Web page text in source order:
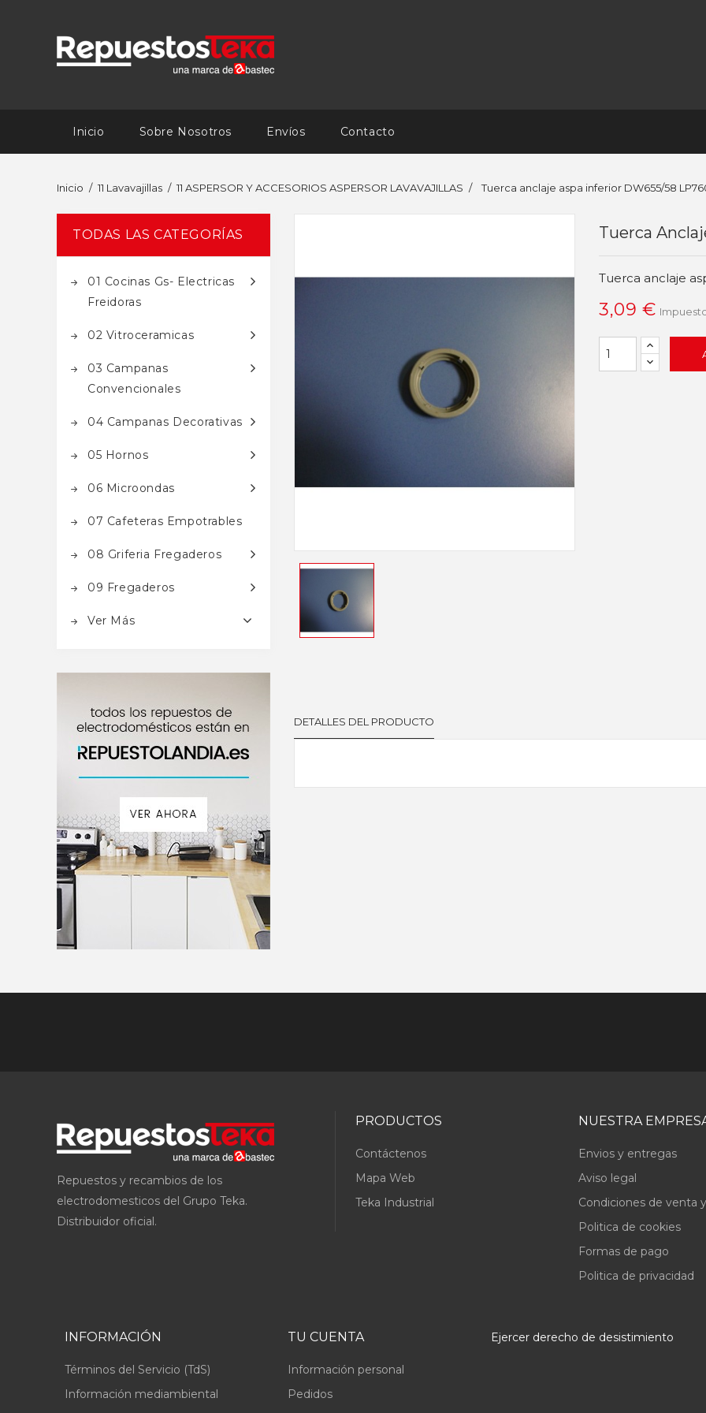
Inicio Sobre Nosotros Envíos Contacto
Inicio 11 Lavavajillas 11 ASPERSOR Y ACCESORIOS ASPERSOR LAVAVAJILLAS Tuerca anclaje aspa inferior DW655/58
TODAS LAS CATEGORÍAS
01 Cocinas Gs- Electricas
Freidoras
02 Vitroceramicas
03 Campanas
Convencionales
04 Campanas Decorativas
05 Hornos
06 Microondas
07 Cafeteras Empotrables
08 Griferia Fregaderos
09 Fregaderos
Ver Más
Tuerca
Tuerca anclaje
3,09 €
DETALLES DEL PRODUCTO
Repuestos y recambios de los
electrodomesticos del Grupo Teka.
Distribuidor oficial.
PRODUCTOS
Contáctenos
Mapa Web
Teka Industrial
NUESTRA
Envios y entregas
Aviso legal
Condiciones de venta
Politica de cookies
Formas de pago
Politica de privacidad
INFORMACIÓN
Términos del Servicio (TdS)
Información mediambiental
TU CUENTA
Información personal
Pedidos
Ejercer derecho de desistimiento